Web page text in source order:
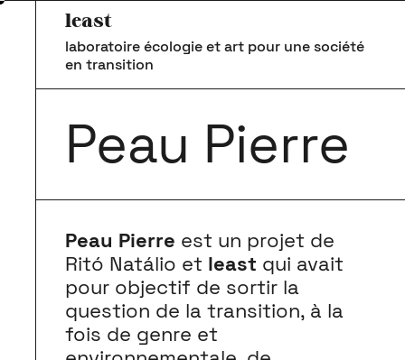
least
laboratoire écologie et art pour une société
en transition
Peau Pierre
Peau Pierre est un projet de
Ritó Natálio et least qui avait
pour objectif de sortir la
question de la transition, à la
fois de genre et